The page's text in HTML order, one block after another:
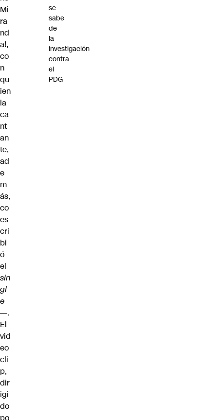
Mi
ra
nd
a!,
co
n
qu
ien
la
ca
nt
an
te,
ad
e
m
ás,
co
es
cri
bi
ó
el
sin
gl
e
—.
El
vid
eo
cli
p,
dir
igi
do
po
se
sabe
de
la
investigación
contra
el
PDG